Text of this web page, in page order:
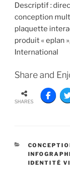
Descriptif :
conception
plaquette
produit « eplan
International
Share and
SHARES
IDENTITÉ